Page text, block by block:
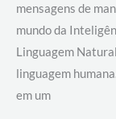
mensagens de
mundo da
Linguagem
linguagem
em um